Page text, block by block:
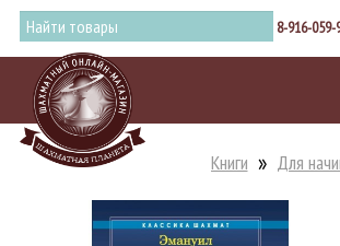
8-916-059-
Книги Для